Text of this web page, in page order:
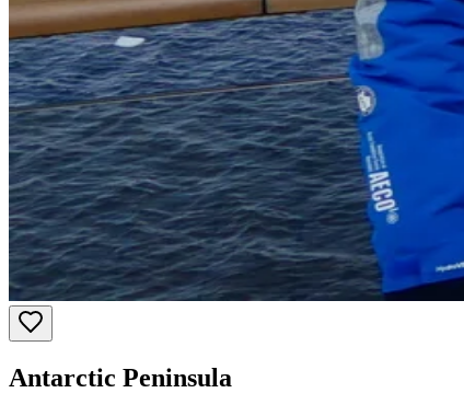
Antarctic Peninsula